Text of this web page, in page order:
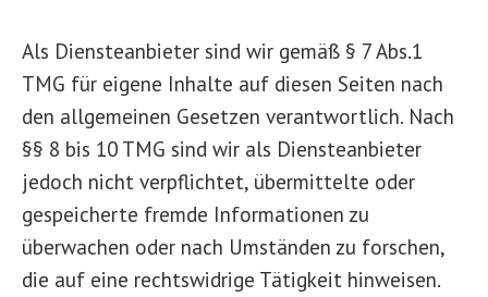
Als Diensteanbieter sind wir gemäß § 7 Abs.1
TMG für eigene Inhalte auf diesen Seiten nach
den allgemeinen Gesetzen verantwortlich. Nach
§§ 8 bis 10 TMG sind wir als Diensteanbieter
jedoch nicht verpflichtet, übermittelte oder
gespeicherte fremde Informationen zu
überwachen oder nach Umständen zu forschen,
die auf eine rechtswidrige Tätigkeit hinweisen.